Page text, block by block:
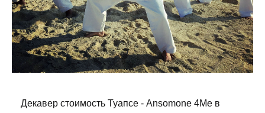
Декавер стоимость Туапсе - Ansomone 4Me в